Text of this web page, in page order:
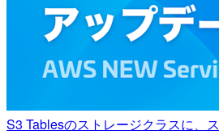
S3 Tablesのストレージクラスに、